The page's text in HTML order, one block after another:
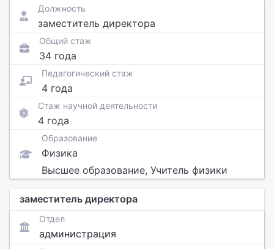
Должность
заместитель директора
Общий стаж
34 года
Педагогический стаж
4 года
Стаж научной деятельности
4 года
Образование
Физика
Высшее образование, Учитель физики
заместитель директора
Отдел
администрация